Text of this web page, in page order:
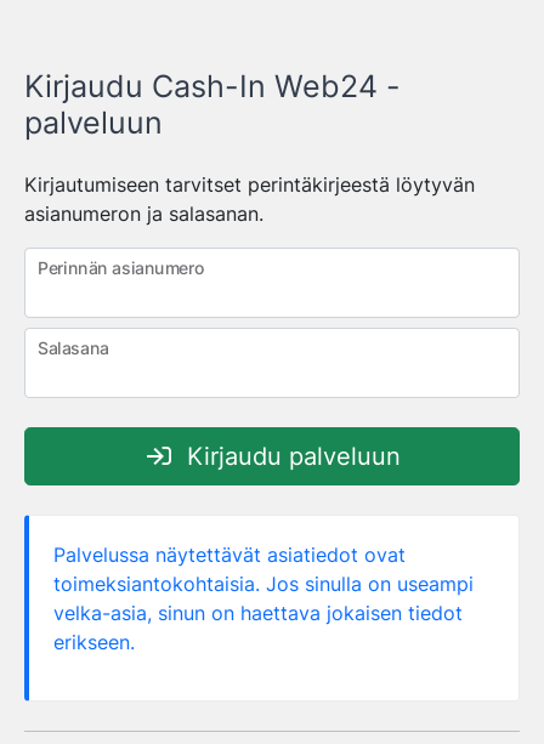
Kirjaudu Cash-In Web24 -
palveluun
Kirjautumiseen tarvitset perintäkirjeestä löytyvän
asianumeron ja salasanan.
Perinnän asianumero
Salasana
Kirjaudu palveluun
Palvelussa näytettävät asiatiedot ovat
toimeksiantokohtaisia. Jos sinulla on useampi
velka-asia, sinun on haettava jokaisen tiedot
erikseen.